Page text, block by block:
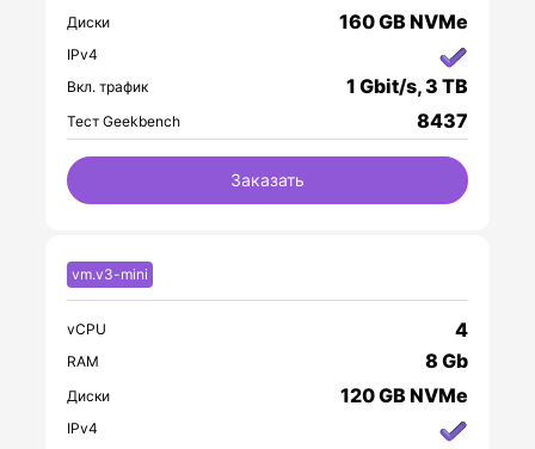
Диски 160 GB NVMe
IPv4
Вкл. трафик
1 Gbit/s, 3 TB
Тест Geekbench 8437
Заказать
vm.v3-mini
vCPU 4
RAM 8 Gb
Диски 120 GB NVMe
IPv4